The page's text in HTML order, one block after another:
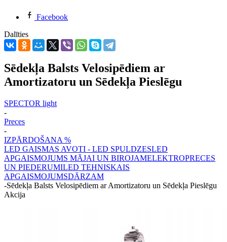
Facebook
Dalīties
Sēdekļa Balsts Velosipēdiem ar
Amortizatoru un Sēdekļa Pieslēgu
SPECTOR light
-
Preces
-
IZPĀRDOŠANA %
LED GAISMAS AVOTI - LED SPULDZESLED
APGAISMOJUMS MĀJAI UN BIROJAMELEKTROPRECES
UN PIEDERUMILED TEHNISKAIS
APGAISMOJUMSDĀRZAM
-Sēdekļa Balsts Velosipēdiem ar Amortizatoru un Sēdekļa Pieslēgu
Akcija